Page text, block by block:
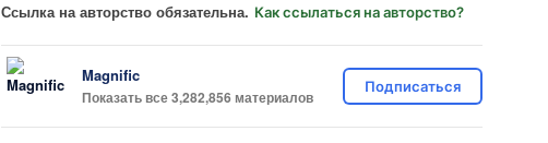
Ссылка на авторство обязательна. Как ссылаться на авторство?
Magnific
Показать все 3,282,856 материалов
Подписаться